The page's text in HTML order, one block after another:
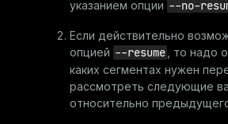
указанием опции --no-
Если действительно
опцией --resume
, то надо
каких сегментах нужен
рассмотреть следующие
относительно